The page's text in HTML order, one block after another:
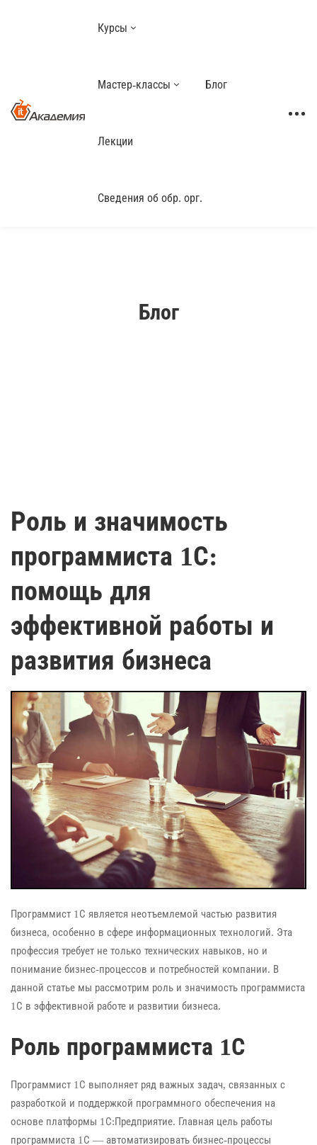
Курсы
Мастер-классы Блог
Лекции
Сведения об обр. орг.
Блог
Роль и значимость
программиста 1С:
помощь для
эффективной работы и
развития бизнеса
Программист 1С является неотъемлемой частью развития
бизнеса, особенно в сфере информационных технологий. Эта
профессия требует не только технических навыков, но и
понимание бизнес-процессов и потребностей компании. В
данной статье мы рассмотрим роль и значимость программиста
1С в эффективной работе и развитии бизнеса.
Роль программиста 1С
Программист 1С выполняет ряд важных задач, связанных с
разработкой и поддержкой программного обеспечения на
основе платформы 1С:Предприятие. Главная цель работы
программиста 1С — автоматизировать бизнес-процессы